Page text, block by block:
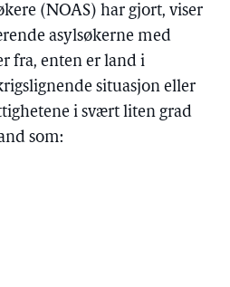
(NOAS) har gjort, viser
asylsøkerne med
fra, enten er land i
situasjon eller
i svært liten grad
som: